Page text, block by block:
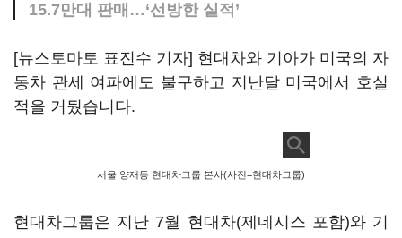
15.7만대 판매…‘선방한 실적’
[뉴스토마토 표진수 기자] 현대차와 기아가 미국의 자
동차 관세 여파에도 불구하고 지난달 미국에서 호실
적을 거뒀습니다.
서울 양재동 현대차그룹 본사(사진=현대차그룹)
현대차그룹은 지난 7월 현대차(제네시스 포함)와 기